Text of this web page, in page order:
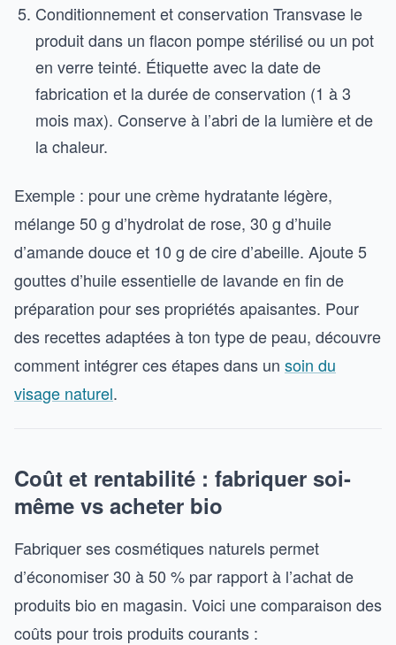
Conditionnement et conservation Transvase le
produit dans un flacon pompe stérilisé ou un pot
en verre teinté. Étiquette avec la date de
fabrication et la durée de conservation (1 à 3
mois max). Conserve à l’abri de la lumière et de
la chaleur.
Exemple : pour une crème hydratante légère,
mélange 50 g d’hydrolat de rose, 30 g d’huile
d’amande douce et 10 g de cire d’abeille. Ajoute 5
gouttes d’huile essentielle de lavande en fin de
préparation pour ses propriétés apaisantes. Pour
des recettes adaptées à ton type de peau, découvre
comment intégrer ces étapes dans un soin du
visage naturel.
Coût et rentabilité : fabriquer soi-
même vs acheter bio
Fabriquer ses cosmétiques naturels permet
d’économiser 30 à 50 % par rapport à l’achat de
produits bio en magasin. Voici une comparaison des
coûts pour trois produits courants :